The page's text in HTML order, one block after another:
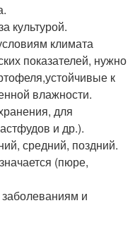
культурой.
климата
показателей, нужно
к
влажности.
для
и др.).
средний, поздний.
(пюре,
заболеваниям и